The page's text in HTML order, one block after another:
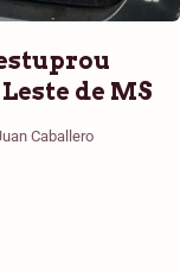
de MS
Caballero